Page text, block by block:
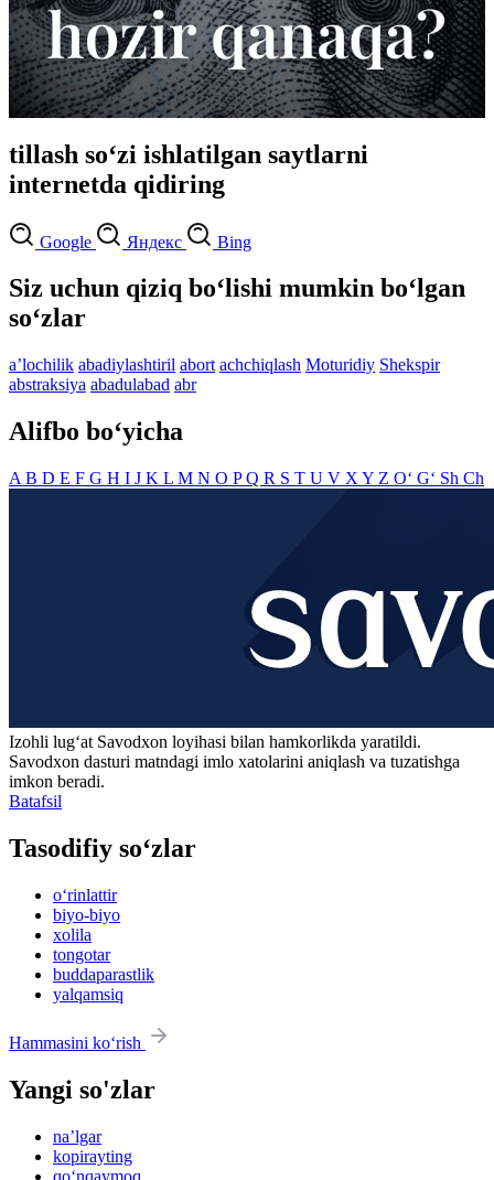
tillash so‘zi ishlatilgan saytlarni
internetda qidiring
Google Яндекс Bing
Siz uchun qiziq bo‘lishi mumkin bo‘lgan
so‘zlar
aʼlochilik abadiylashtiril abort achchiqlash Moturidiy Shekspir
abstraksiya abadulabad abr
Alifbo bo‘yicha
A B D E F G H I J K L M N O PQ R S T U V X Y Z O‘ G‘ Sh Ch
Izohli lugʻat Savodxon loyihasi bilan hamkorlikda yaratildi.
Savodxon dasturi matndagi imlo xatolarini aniqlash va tuzatishga
imkon beradi.
Batafsil
Tasodifiy so‘zlar
o‘rinlattir
biyo-biyo
xolila
tongotar
buddaparastlik
yalqamsiq
Hammasini ko‘rish
Yangi so'zlar
na’lgar
kopirayting
qo‘nqaymoq